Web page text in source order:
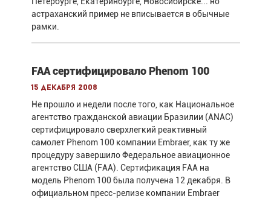
астраханский пример не вписывается в обычные
рамки.
FAA сертифицировало Phenom 100
15 декабря 2008
Не прошло и недели после того, как Национальное
агентство гражданской авиации Бразилии (ANAC)
сертифицировало сверхлегкий реактивный
самолет Phenom 100 компании Embraer, как ту же
процедуру завершило Федеральное авиационное
агентство США (FAA). Сертификация FAA на
модель Phenom 100 была получена 12 декабря. В
официальном пресс-релизе компании Embraer